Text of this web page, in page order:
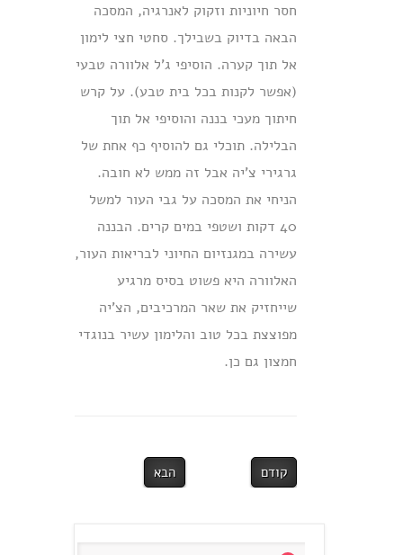
חסר חיוניות וזקוק לאנרגיה, המסכה
הבאה בדיוק בשבילך. סחטי חצי לימון
אל תוך קערה. הוסיפי ג’ל אלוורה טבעי
(אפשר לקנות בכל בית טבע). על קרש
חיתוך מעכי בננה והוסיפי אל תוך
הבלילה. תוכלי גם להוסיף כף אחת של
גרגירי צ’יה אבל זה ממש לא חובה.
הניחי את המסכה על גבי העור למשל
40 דקות ושטפי במים קרים. הבננה
עשירה במגנזיום החיוני לבריאות העור,
האלוורה היא פשוט בסיס מרגיע
שייחזיק את שאר המרכיבים, הצ’יה
מפוצצת בכל טוב והלימון עשיר בנוגדי
חמצון גם כן.
קודם הבא